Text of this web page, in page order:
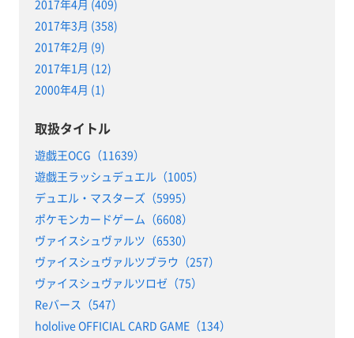
2017年4月 (409)
2017年3月 (358)
2017年2月 (9)
2017年1月 (12)
2000年4月 (1)
取扱タイトル
遊戯王OCG（11639）
遊戯王ラッシュデュエル（1005）
デュエル・マスターズ（5995）
ポケモンカードゲーム（6608）
ヴァイスシュヴァルツ（6530）
ヴァイスシュヴァルツブラウ（257）
ヴァイスシュヴァルツロゼ（75）
Reバース（547）
hololive OFFICIAL CARD GAME（134）